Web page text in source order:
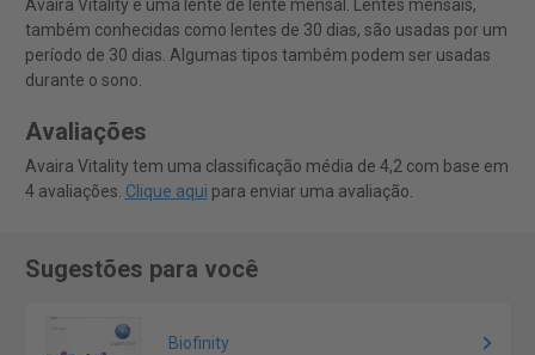
Avaira Vitality é uma lente de lente mensal. Lentes mensais,
também conhecidas como lentes de 30 dias, são usadas por um
período de 30 dias. Algumas tipos também podem ser usadas
durante o sono.
Avaliações
Avaira Vitality tem uma classificação média de 4,2 com base em
4 avaliações. Clique aqui para enviar uma avaliação.
Sugestões para você
Biofinity